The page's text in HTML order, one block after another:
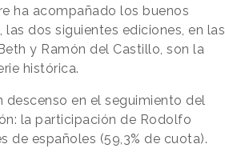
ha acompañado los buenos
las dos siguientes ediciones, en las
y Ramón del Castillo, son la
histórica.
en el seguimiento del
la participación de Rodolfo
de españoles (59,3% de cuota).